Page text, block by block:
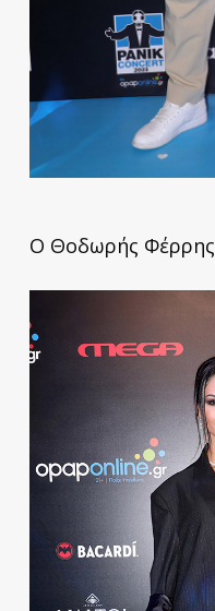
Ο Θοδωρής Φέρρης